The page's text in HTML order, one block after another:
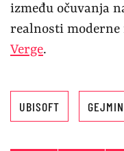
između očuvanja
realnosti
Verge.
UBISOFT